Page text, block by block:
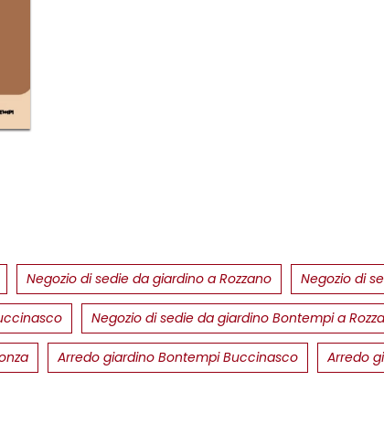
Negozio di sedie da giardino a Rozzano Negozio di
Negozio di sedie da giardino Bontempi a
Arredo giardino Bontempi Buccinasco Arredo